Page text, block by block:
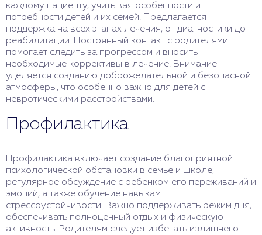
каждому пациенту, учитывая особенности и
потребности детей и их семей. Предлагается
поддержка на всех этапах лечения, от диагностики до
реабилитации. Постоянный контакт с родителями
помогает следить за прогрессом и вносить
необходимые коррективы в лечение. Внимание
уделяется созданию доброжелательной и безопасной
атмосферы, что особенно важно для детей с
невротическими расстройствами.
Профилактика
Профилактика включает создание благоприятной
психологической обстановки в семье и школе,
регулярное обсуждение с ребенком его переживаний и
эмоций, а также обучение навыкам
стрессоустойчивости. Важно поддерживать режим дня,
обеспечивать полноценный отдых и физическую
активность. Родителям следует избегать излишнего